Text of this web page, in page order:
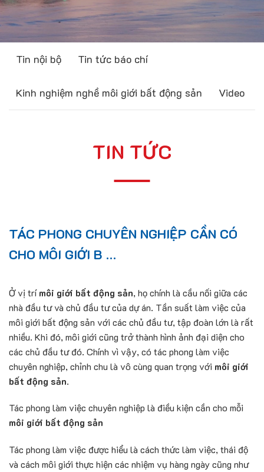
Tin nội bộ Tin tức báo chí
Kinh nghiệm nghề môi giới bất động sản Video
TIN TỨC
TÁC PHONG CHUYÊN NGHIỆP CẦN CÓ
CHO MÔI GIỚI B …
Ở vị trímôi giới bất động sản, họ chính là cầu nối giữa các
nhà đầu tư và chủ đầu tư của dự án. Tần suất làm việc của
môi giới bất động sản với các chủ đầu tư, tập đoàn lớn là rất
nhiều. Khi đó, môi giới cũng trở thành hình ảnh đại diện cho
các chủ đầu tư đó. Chính vì vậy, có tác phong làm việc
chuyên nghiệp, chỉnh chu là vô cùng quan trọng với môi giới
bất động sản.
Tác phong làm việc chuyên nghiệp là điều kiện cần cho mỗi
môi giới bất động sản
Tác phong làm việc được hiểu là cách thức làm việc, thái độ
và cách môi giới thực hiện các nhiệm vụ hàng ngày cũng như